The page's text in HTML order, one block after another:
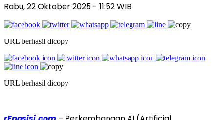
Rabu, 22 Oktober 2025 - 11:52 WIB
URL berhasil dicopy
URL berhasil dicopy